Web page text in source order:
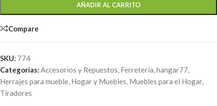
AÑADIR AL CARRITO
Compare
SKU: 774
Categorías: Accesorios y Repuestos, Ferretería,hangar77,
Herrajes para mueble, Hogar y Muebles, Muebles para el Hogar,
Tiradores